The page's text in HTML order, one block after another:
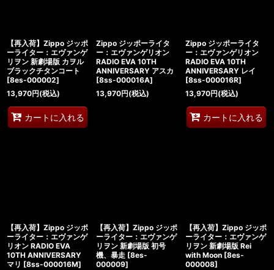
【再入荷】Zippo ジッポ
ーライター：エヴァンゲ
リヲン 新劇場版 カヲル
ブラックチタンコート
[8es-000002]
13,970円(税込)
カートに入れる
Zippo ジッポーライタ
ー：エヴァンゲリオン
RADIO EVA 10TH
ANNIVERSARY アスカ
[8ss-000016A]
13,970円(税込)
Zippo ジッポーライタ
ー：エヴァンゲリオン
RADIO EVA 10TH
ANNIVERSARY レイ
[8ss-000016R]
13,970円(税込)
カートに入れる
【再入荷】Zippo ジッポ
ーライター：エヴァンゲ
リオン RADIO EVA
10TH ANNIVERSARY
マリ [8ss-000016M]
【再入荷】Zippo ジッポ
ーライター：エヴァンゲ
リヲン 新劇場版 初号
機、暴走 [8es-
000009]
【再入荷】Zippo ジッポ
ーライター：エヴァンゲ
リヲン 新劇場版 Rei
with Moon [8es-
000008]